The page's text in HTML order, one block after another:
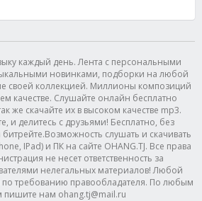
каждый день. Лента с персональными
новинками, подборки на любой
своей коллекцией. Миллионы композиций
качестве. Слушайте онлайн бесплатно
же скачайте их в высоком качестве mp3.
и делитесь с друзьями! Бесплатно, без
слушать и скачивать
IPad) и ПК на сайте OHANG.TJ. Все права
не несет ответственность за
нелегальных материалов! Любой
по требованию правообладателя. По любым
пишите нам ohang.tj@mail.ru